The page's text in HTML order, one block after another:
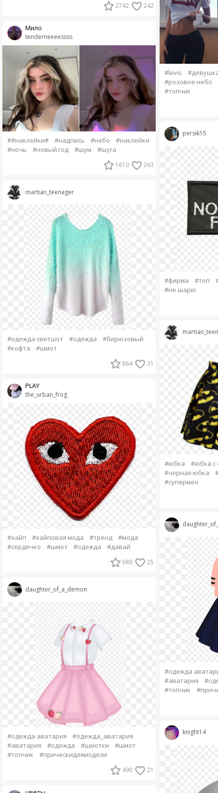
2742 242
tenderneeeessss
Мило
##наклейки# #надпись #небо
#наклейки
#ночь
#новый год #шум #шуга
1610 263
martian_teenager
#одежда свитшот #одежда
#бирюзовый
#кофта
#шмот
864 31
the_urban_frog
PLAY
#хайп #хайповая мода #тренд
#мода
#сердечко
#шмот #одежда #давай
689 25
daughter_of_a_demon
#одежда аватария
#одежда_аватария
#аватария
#одежда #шмотки
#шмот
#топчик
#прическидлямодели
490 21
#levis
#розовое небо
#топчик
persik15
#фирма #топ
#не шарю
#юбка
#юбка с
#черная юбка
#супермен
#одежда
#аватария
#топчик
knight14